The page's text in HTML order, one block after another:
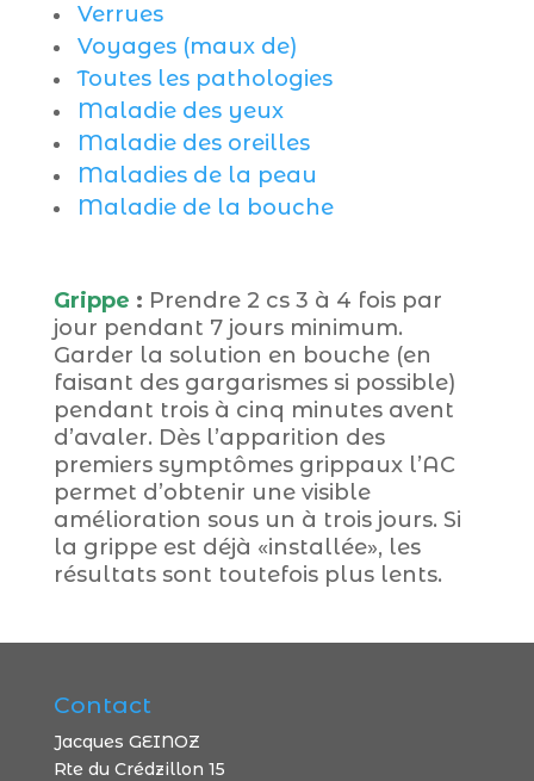
Verrues
Voyages (maux de)
Toutes les pathologies
Maladie des yeux
Maladie des oreilles
Maladies de la peau
Maladie de la bouche
Grippe : Prendre 2 cs 3 à 4 fois par
jour pendant 7 jours minimum.
Garder la solution en bouche (en
faisant des gargarismes si possible)
pendant trois à cinq minutes avent
d’avaler. Dès l’apparition des
premiers symptômes grippaux l’AC
permet d’obtenir une visible
amélioration sous un à trois jours. Si
la grippe est déjà «installée», les
résultats sont toutefois plus lents.
Contact
Jacques GEINOZ
Rte du Crédzillon 15